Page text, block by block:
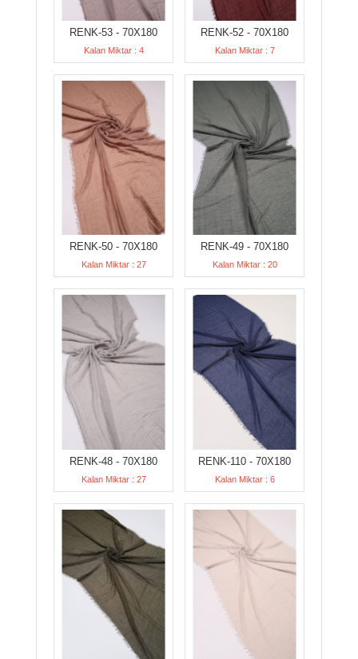
RENK-53 - 70X180
Kalan Miktar : 4
RENK-52 - 70X180
Kalan Miktar : 7
RENK-50 - 70X180
Kalan Miktar : 27
RENK-49 - 70X180
Kalan Miktar : 20
RENK-48 - 70X180
Kalan Miktar : 27
RENK-110 - 70X180
Kalan Miktar : 6